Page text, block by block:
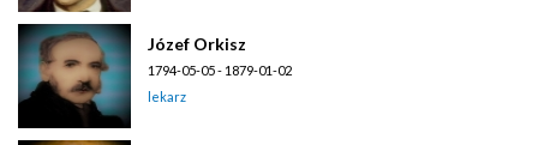
Józef Orkisz
1794-05-05 - 1879-01-02
lekarz